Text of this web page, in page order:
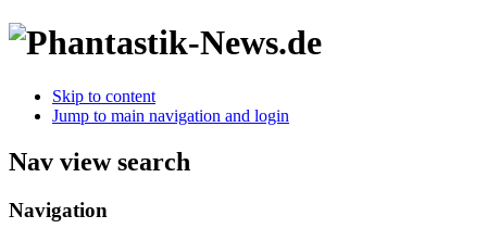
Skip to content
Jump to main navigation and login
Nav view search
Navigation